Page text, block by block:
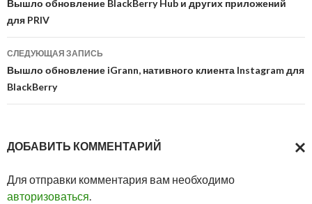
по
записям
Вышло обновление BlackBerry Hub и других приложений
для PRIV
СЛЕДУЮЩАЯ ЗАПИСЬ
Вышло обновление iGrann, нативного клиента Instagram для
BlackBerry
ДОБАВИТЬ КОММЕНТАРИЙ
Для отправки комментария вам необходимо
авторизоваться.